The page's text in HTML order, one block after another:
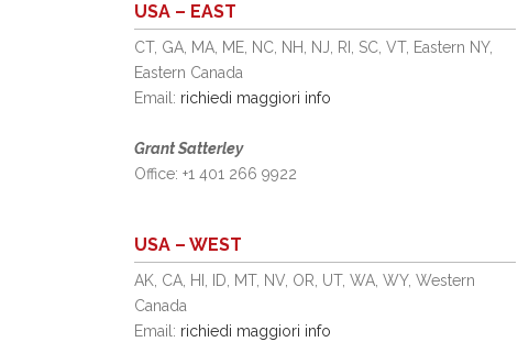
USA – EAST
CT, GA, MA, ME, NC, NH, NJ, RI, SC, VT, Eastern NY,
Eastern Canada
Email: richiedi maggiori info
Grant Satterley
Office: +1 401 266 9922
USA – WEST
AK, CA, HI, ID, MT, NV, OR, UT, WA, WY, Western
Canada
Email: richiedi maggiori info